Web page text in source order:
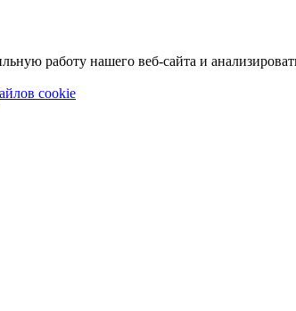
работу нашего веб-сайта и
cookie